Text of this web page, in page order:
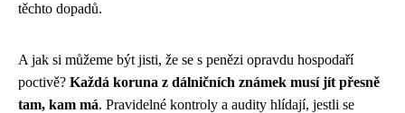
těchto dopadů.
A jak si můžeme být jisti, že se s penězi opravdu hospodaří
poctivě? Každá koruna z dálničních známek musí jít přesně
tam, kam má. Pravidelné kontroly a audity hlídají, jestli se